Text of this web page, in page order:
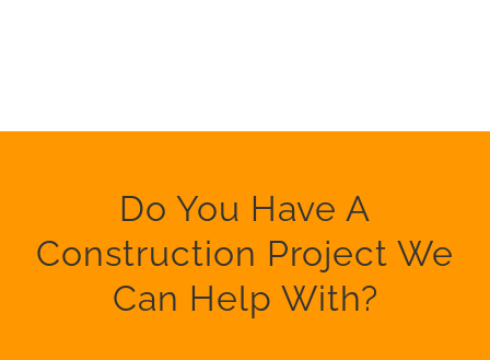
Do You Have A
Construction Project We
Can Help With?